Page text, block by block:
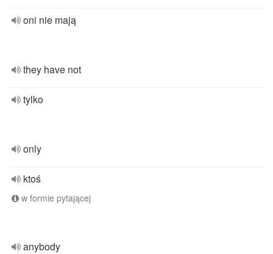
oni nie mają
they have not
tylko
only
ktoś
w formie pytającej
anybody